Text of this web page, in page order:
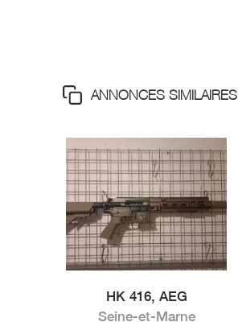
ANNONCES SIMILAIRES
HK 416, AEG
Seine-et-Marne